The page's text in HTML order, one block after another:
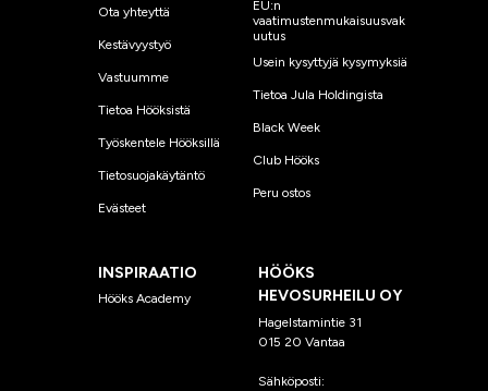
Ota yhteyttä
Kestävyystyö
Vastuumme
Tietoa Hööksistä
Työskentele Hööksillä
Tietosuojakäytäntö
Evästeet
EU:n
vaatimustenmukaisuusvak
uutus
Usein kysyttyjä kysymyksiä
Tietoa Jula Holdingista
Black Week
Club Hööks
Peru ostos
INSPIRAATIO
Hööks Academy
HÖÖKS
HEVOSURHEILU OY
Hagelstamintie 31
015 20 Vantaa
Sähköposti: